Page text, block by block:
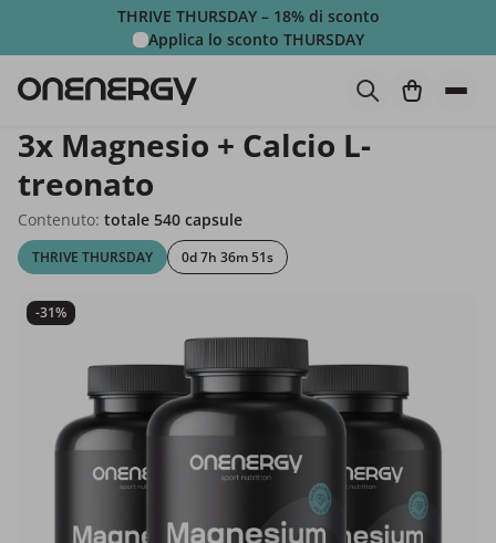
THRIVE THURSDAY – 18% di sconto
Applica lo sconto THURSDAY
3x Magnesio + Calcio L-
treonato
Contenuto: totale 540 capsule
THRIVE THURSDAY 0d 7h 36m 49s
-31%